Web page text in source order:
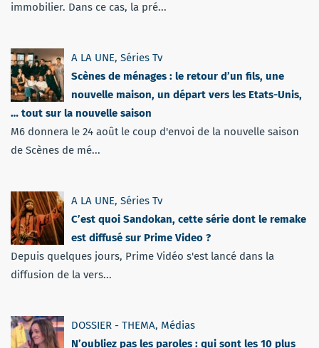
immobilier. Dans ce cas, la pré...
A LA UNE, Séries Tv
Scènes de ménages : le retour d’un fils, une
nouvelle maison, un départ vers les Etats-Unis,
… tout sur la nouvelle saison
M6 donnera le 24 août le coup d'envoi de la nouvelle saison
de Scènes de mé...
A LA UNE, Séries Tv
C’est quoi Sandokan, cette série dont le remake
est diffusé sur Prime Video ?
Depuis quelques jours, Prime Vidéo s'est lancé dans la
diffusion de la vers...
DOSSIER - THEMA, Médias
N’oubliez pas les paroles : qui sont les 10 plus